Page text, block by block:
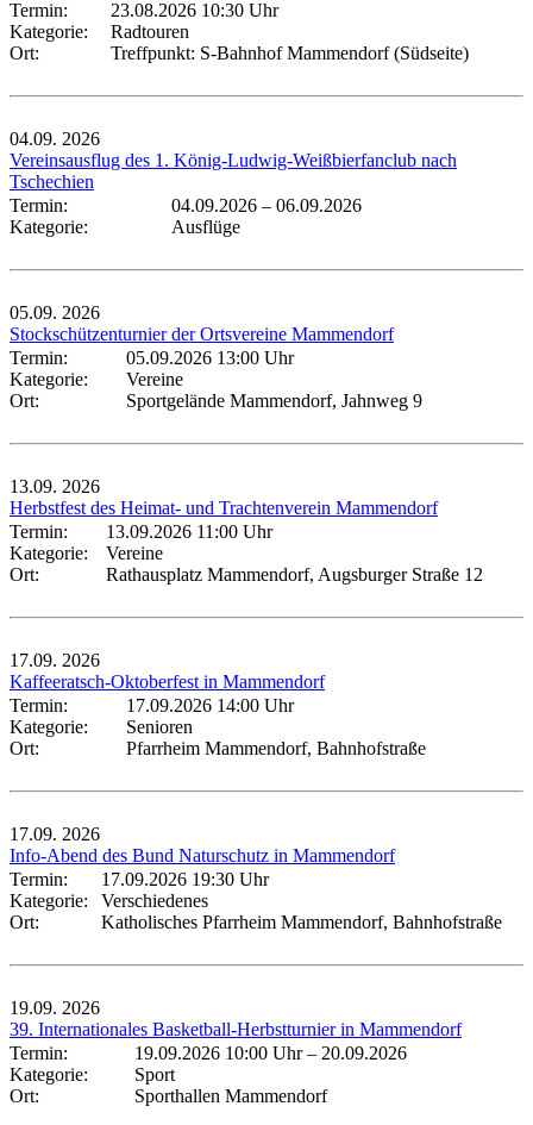
Termin:
23.08.2026 10:30 Uhr
Kategorie:
Radtouren
Ort:
Treffpunkt: S-Bahnhof Mammendorf (Südseite)
04.09. 2026
Vereinsausflug des 1. König-Ludwig-Weißbierfanclub nach
Tschechien
Termin:
04.09.2026 – 06.09.2026
Kategorie:
Ausflüge
05.09. 2026
Stockschützenturnier der Ortsvereine Mammendorf
Termin:
05.09.2026 13:00 Uhr
Kategorie:
Vereine
Ort:
Sportgelände Mammendorf, Jahnweg 9
13.09. 2026
Herbstfest des Heimat- und Trachtenverein Mammendorf
Termin:
13.09.2026 11:00 Uhr
Kategorie:
Vereine
Ort:
Rathausplatz Mammendorf, Augsburger Straße 12
17.09. 2026
Kaffeeratsch-Oktoberfest in Mammendorf
Termin:
17.09.2026 14:00 Uhr
Kategorie:
Senioren
Ort:
Pfarrheim Mammendorf, Bahnhofstraße
17.09. 2026
Info-Abend des Bund Naturschutz in Mammendorf
Termin:
17.09.2026 19:30 Uhr
Kategorie:
Verschiedenes
Ort:
Katholisches Pfarrheim Mammendorf, Bahnhofstraße
19.09. 2026
39. Internationales Basketball-Herbstturnier in Mammendorf
Termin:
19.09.2026 10:00 Uhr– 20.09.2026
Kategorie:
Sport
Ort:
Sporthallen Mammendorf